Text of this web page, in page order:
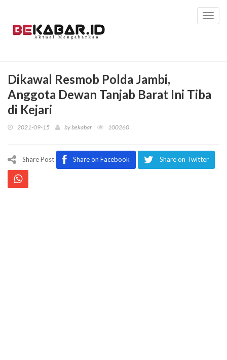
Dikawal Resmob Polda Jambi,
Anggota Dewan Tanjab Barat Ini Tiba
di Kejari
2021-09-15 bybekabar 100260
Share Post Share on Facebook Share on Twitter